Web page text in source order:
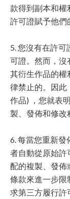
款得到副本和權
許可證賦予他們
5. 您沒有在許
可證。然而，沒
其衍生作品的權
律禁止的。因此
作品) ，您就表
製、發佈和修改
6. 每當您重新發
者自動從原始許
配的複製、發佈
條款來進一步限
求第三方履行許